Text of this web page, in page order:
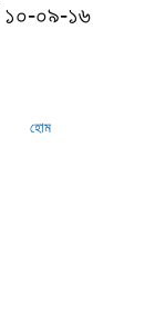
১০-০৯-১৬
হোম